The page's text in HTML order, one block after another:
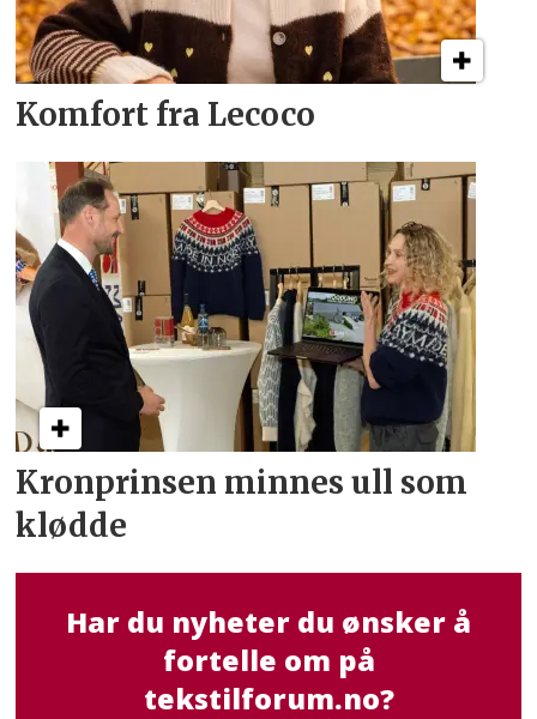
Komfort fra Lecoco
Kronprinsen minnes ull som
klødde
Har du nyheter du ønsker å
fortelle om på
tekstilforum.no?